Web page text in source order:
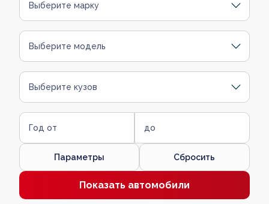
Выберите марку
Выберите модель
Выберите кузов
Год от до
Параметры Сбросить
Показать автомобили